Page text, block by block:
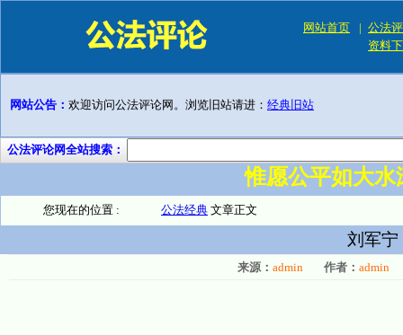
网站首页 | 公法
资料
网站公告： 欢迎访问公法评论网。浏览旧站请进： 经典旧站
公法评论网全站搜索：
惟愿公平如大
您现在的位置 : 公法经典 文章正文
刘军宁
来源： admin 作者： admin